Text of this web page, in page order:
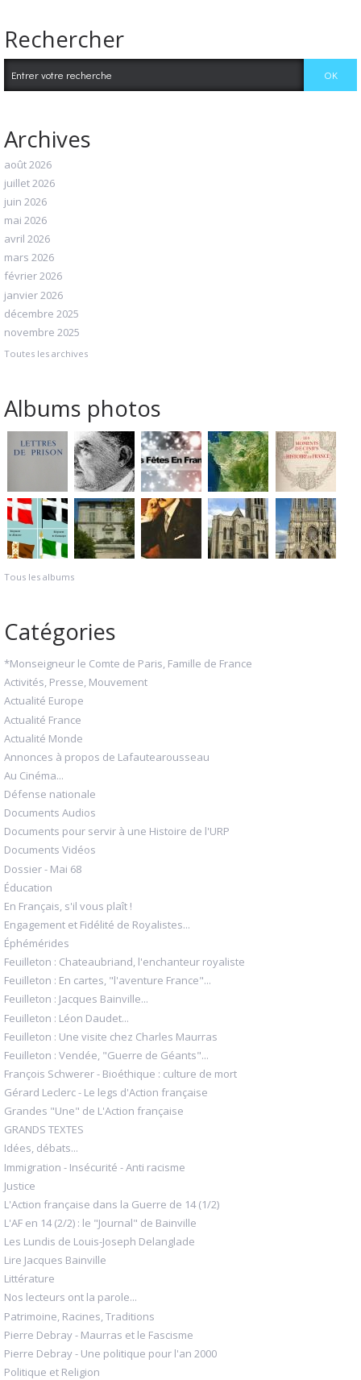
Rechercher
Archives
août 2026
juillet 2026
juin 2026
mai 2026
avril 2026
mars 2026
février 2026
janvier 2026
décembre 2025
novembre 2025
Toutes les archives
Albums photos
Tous les albums
Catégories
*Monseigneur le Comte de Paris, Famille de France
Activités, Presse, Mouvement
Actualité Europe
Actualité France
Actualité Monde
Annonces à propos de Lafautearousseau
Au Cinéma...
Défense nationale
Documents Audios
Documents pour servir à une Histoire de l'URP
Documents Vidéos
Dossier - Mai 68
Éducation
En Français, s'il vous plaît !
Engagement et Fidélité de Royalistes...
Éphémérides
Feuilleton : Chateaubriand, l'enchanteur royaliste
Feuilleton : En cartes, "l'aventure France"...
Feuilleton : Jacques Bainville...
Feuilleton : Léon Daudet...
Feuilleton : Une visite chez Charles Maurras
Feuilleton : Vendée, "Guerre de Géants"...
François Schwerer - Bioéthique : culture de mort
Gérard Leclerc - Le legs d'Action française
Grandes "Une" de L'Action française
GRANDS TEXTES
Idées, débats...
Immigration - Insécurité - Anti racisme
Justice
L'Action française dans la Guerre de 14 (1/2)
L'AF en 14 (2/2) : le "Journal" de Bainville
Les Lundis de Louis-Joseph Delanglade
Lire Jacques Bainville
Littérature
Nos lecteurs ont la parole...
Patrimoine, Racines, Traditions
Pierre Debray - Maurras et le Fascisme
Pierre Debray - Une politique pour l'an 2000
Politique et Religion